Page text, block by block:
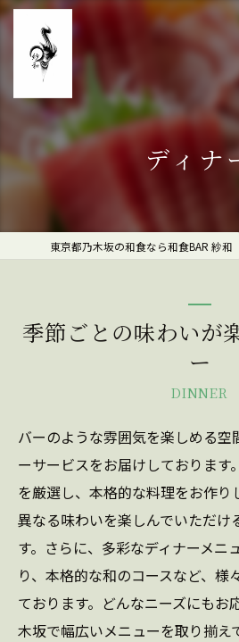
ディナ
東京都乃木坂の和食なら和食BAR 紗和
季節ごとの味わいが
ー
DINNER
バーのような雰囲気を楽しめる空
ーサービスをお届けしております
を厳選し、本格的な料理をお作り
異なる味わいを楽しんでいただけ
す。さらに、多彩なディナーメニ
り、本格的な和のコースなど、様
ております。どんなニーズにもお
木坂で幅広いメニューを取り揃え